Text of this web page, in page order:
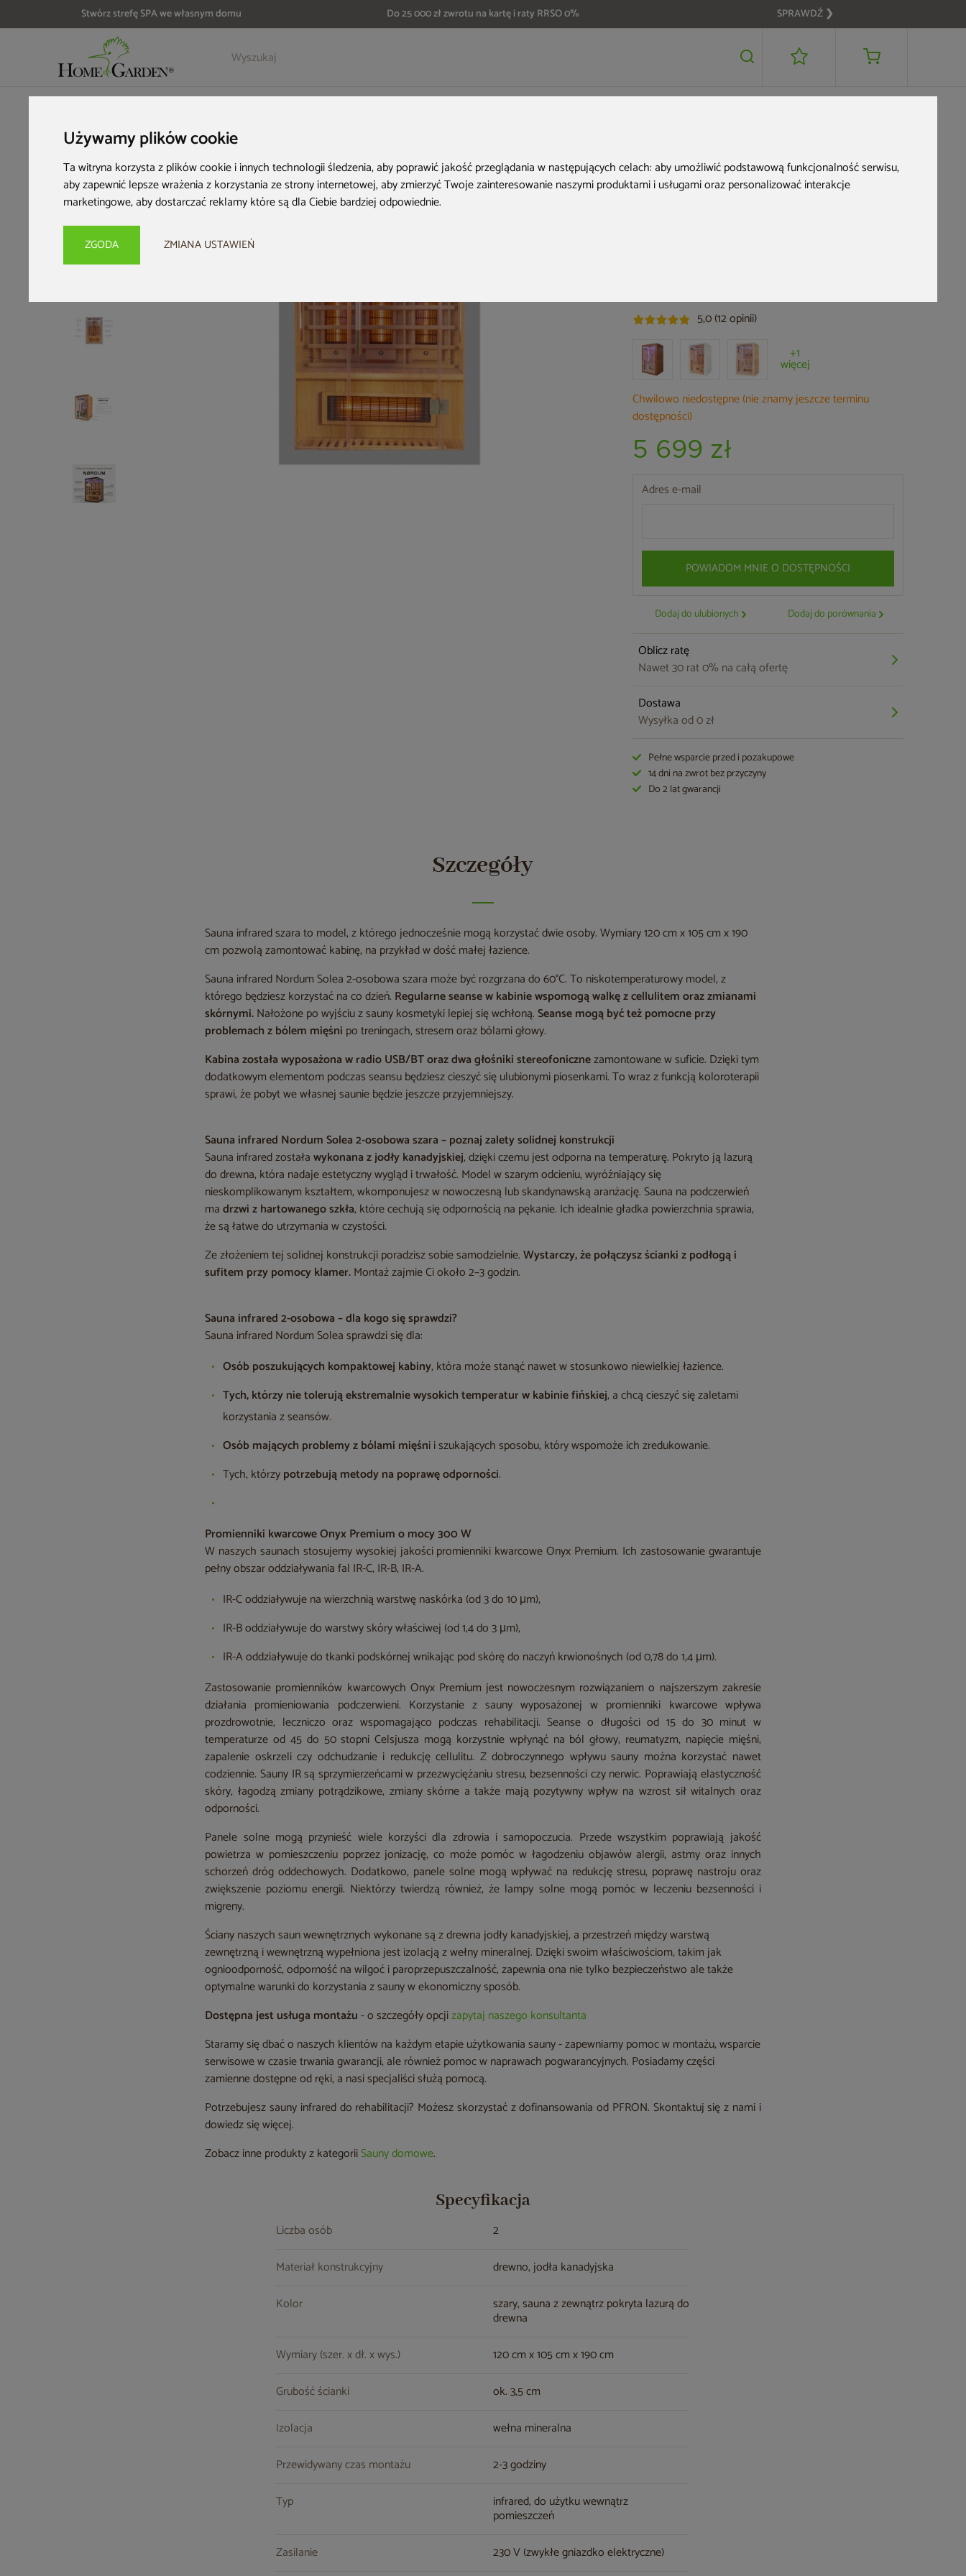
Używamy plików cookie
Ta witryna korzysta z plików cookie i innych technologii śledzenia, aby poprawić jakość przeglądania w następujących celach:aby umożliwić podstawową funkcjonalność serwisu,
aby zapewnić lepsze wrażenia z korzystania ze strony internetowej,aby zmierzyć Twoje zainteresowanie naszymi produktami i usługami oraz personalizować interakcje
marketingowe,aby dostarczać reklamy które są dla Ciebie bardziej odpowiednie.
ZGODA ZMIANA USTAWIEŃ
Stwórz strefę SPA we własnym domu Do 25 000 zł zwrotu na kartę i raty RRSO 0% SPRAWDŹ ❯
Szczegóły Opinie 5 699 zł POWIADOM MNIE
Sauna infrared
5,0 (12 opinii)
+1
więcej
Chwilowo niedostępne (nie znamy jeszcze terminu
dostępności)
5 699 zł
Adres e-mail
POWIADOM MNIE O DOSTĘPNOŚCI
Dodaj do ulubionych Dodaj do porównania
Oblicz ratę
Nawet 30 rat 0% na całą ofertę
Dostawa
Wysyłka od 0 zł
Pełne wsparcie przed i pozakupowe
14 dni na zwrot bez przyczyny
Do 2 lat gwarancji
Szczegóły
Sauna infrared szara to model, z którego jednocześnie mogą korzystać dwie osoby. Wymiary 120 cm x 105 cm x 190
cm pozwolą zamontować kabinę, na przykład w dość małej łazience.
Sauna infrared Nordum Solea 2-osobowa szara może być rozgrzana do 60°C. To niskotemperaturowy model, z
którego będziesz korzystać na co dzień. Regularne seanse w kabinie wspomogą walkę z cellulitem oraz zmianami
skórnymi.Nałożone po wyjściu z sauny kosmetyki lepiej się wchłoną.Seanse mogą być też pomocne przy
problemach z bólem mięśni po treningach, stresem oraz bólami głowy.
Kabina została wyposażona w radio USB/BT oraz dwa głośniki stereofonicznezamontowane w suficie. Dzięki tym
dodatkowym elementom podczas seansu będziesz cieszyć się ulubionymi piosenkami. To wraz z funkcją koloroterapii
sprawi, że pobyt we własnej saunie będzie jeszcze przyjemniejszy.
Sauna infrared Nordum Solea 2-osobowa szara – poznaj zalety solidnej konstrukcji
Sauna infrared zostaławykonana z jodły kanadyjskiej, dzięki czemu jest odporna na temperaturę. Pokryto ją lazurą
do drewna, która nadaje estetyczny wygląd i trwałość. Model w szarym odcieniu, wyróżniający się
nieskomplikowanym kształtem, wkomponujesz w nowoczesną lub skandynawską aranżację. Sauna na podczerwień
madrzwi z hartowanego szkła, które cechują się odpornością na pękanie. Ich idealnie gładka powierzchnia sprawia,
że są łatwe do utrzymania w czystości.
Ze złożeniem tej solidnej konstrukcji poradzisz sobie samodzielnie.Wystarczy, że połączysz ścianki z podłogą i
sufitem przy pomocy klamer.Montaż zajmie Ci około 2–3 godzin.
Sauna infrared 2-osobowa – dla kogo się sprawdzi?
Sauna infrared Nordum Solea sprawdzi się dla:
Osób poszukujących kompaktowej kabiny, która może stanąć nawet w stosunkowo niewielkiej łazience.
Tych, którzy nie tolerują ekstremalnie wysokich temperatur w kabinie fińskiej, a chcą cieszyć się zaletami
korzystania z seansów.
Osób mających problemy z bólami mięśni i szukających sposobu, który wspomoże ich zredukowanie.
Tych, którzypotrzebują metody na poprawę odporności.
Promienniki kwarcowe Onyx Premium o mocy 300 W
W naszych saunach stosujemy wysokiej jakości promienniki kwarcowe Onyx Premium. Ich zastosowanie gwarantuje
pełny obszar oddziaływania fal IR-C, IR-B, IR-A.
IR-C oddziaływuje na wierzchnią warstwę naskórka (od 3 do 10 μm),
IR-B oddziaływuje do warstwy skóry właściwej (od 1,4 do 3 μm),
IR-A oddziaływuje do tkanki podskórnej wnikając pod skórę do naczyń krwionośnych (od 0,78 do 1,4 μm).
Zastosowanie promienników kwarcowych Onyx Premium jest nowoczesnym rozwiązaniem o najszerszym zakresie
działania promieniowania podczerwieni. Korzystanie z sauny wyposażonej w promienniki kwarcowe wpływa
prozdrowotnie, leczniczo oraz wspomagająco podczas rehabilitacji. Seanse o długości od 15 do 30 minut w
temperaturze od 45 do 50 stopni Celsjusza mogą korzystnie wpłynąć na ból głowy, reumatyzm, napięcie mięśni,
zapalenie oskrzeli czy odchudzanie i redukcję cellulitu. Z dobroczynnego wpływu sauny można korzystać nawet
codziennie. Sauny IR są sprzymierzeńcami w przezwyciężaniu stresu, bezsenności czy nerwic. Poprawiają elastyczność
skóry, łagodzą zmiany potrądzikowe, zmiany skórne a także mają pozytywny wpływ na wzrost sił witalnych oraz
odporności.
Panele solne mogą przynieść wiele korzyści dla zdrowia i samopoczucia. Przede wszystkim poprawiają jakość
powietrza w pomieszczeniu poprzez jonizację, co może pomóc w łagodzeniu objawów alergii, astmy oraz innych
schorzeń dróg oddechowych. Dodatkowo, panele solne mogą wpływać na redukcję stresu, poprawę nastroju oraz
zwiększenie poziomu energii. Niektórzy twierdzą również, że lampy solne mogą pomóc w leczeniu bezsenności i
migreny.
Ściany naszych saun wewnętrznych wykonane są z drewna jodły kanadyjskiej, a przestrzeń między warstwą
zewnętrzną i wewnętrzną wypełniona jest izolacją z wełny mineralnej. Dzięki swoim właściwościom, takim jak
ognioodporność, odporność na wilgoć i paroprzepuszczalność, zapewnia ona nie tylko bezpieczeństwo ale także
optymalne warunki do korzystania z sauny w ekonomiczny sposób.
Dostępna jest usługa montażu- o szczegóły opcjizapytaj naszego konsultanta
Staramy się dbać o naszych klientów na każdym etapie użytkowania sauny - zapewniamy pomoc w montażu, wsparcie
serwisowe w czasie trwania gwarancji, ale również pomoc w naprawach pogwarancyjnych. Posiadamy części
zamienne dostępne od ręki, a nasi specjaliści służą pomocą.
Potrzebujesz sauny infrared do rehabilitacji? Możesz skorzystać z dofinansowania od PFRON. Skontaktuj się z nami i
dowiedz się więcej.
Zobacz inne produkty z kategoriiSauny domowe.
Specyfikacja
Liczba osób
2
Materiał konstrukcyjny
drewno, jodła kanadyjska
Kolor
szary, sauna z zewnątrz pokryta lazurą do
drewna
Wymiary (szer. x dł. x wys.)
120 cm x 105 cm x 190 cm
Grubość ścianki
ok. 3,5 cm
Izolacja
wełna mineralna
Przewidywany czas montażu
2-3 godziny
Typ
infrared, do użytku wewnątrz
pomieszczeń
Zasilanie
230 V (zwykłe gniazdko elektryczne)